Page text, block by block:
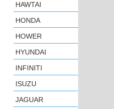
HAWTAI
HONDA
HOWER
HYUNDAI
INFINITI
ISUZU
JAGUAR